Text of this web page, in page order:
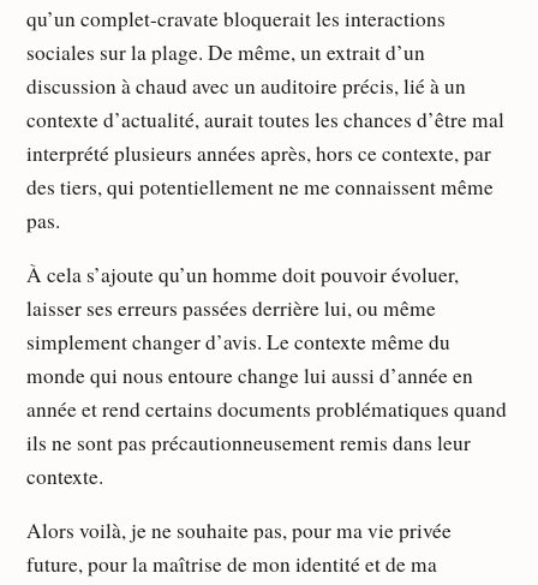
qu’un complet-cravate bloquerait les interactions
sociales sur la plage. De même, un extrait d’un
discussion à chaud avec un auditoire précis, lié à un
contexte d’actualité, aurait toutes les chances d’être mal
interprété plusieurs années après, hors ce contexte, par
des tiers, qui potentiellement ne me connaissent même
pas.
À cela s’ajoute qu’un homme doit pouvoir évoluer,
laisser ses erreurs passées derrière lui, ou même
simplement changer d’avis. Le contexte même du
monde qui nous entoure change lui aussi d’année en
année et rend certains documents problématiques quand
ils ne sont pas précautionneusement remis dans leur
contexte.
Alors voilà, je ne souhaite pas, pour ma vie privée
future, pour la maîtrise de mon identité et de ma